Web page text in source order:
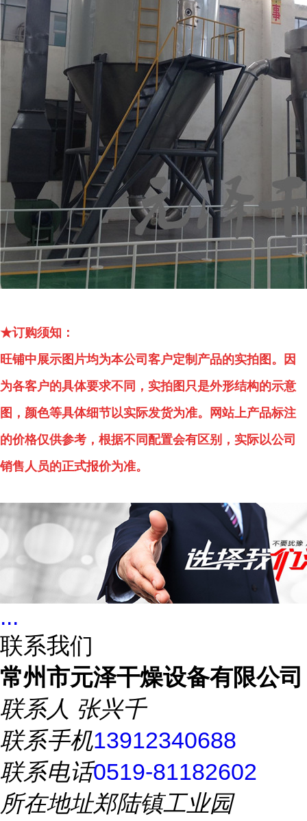
★订购须知：
旺铺中展示图片均为本公司客户定制产品的实拍图。因
为各客户的具体要求不同，实拍图只是外形结构的示意
图，颜色等具体细节以实际发货为准。网站上产品标注
的价格仅供参考，根据不同配置会有区别，实际以公司
销售人员的正式报价为准。
...
联系我们
常州市元泽干燥设备有限公司
联系人 张兴千
联系手机13912340688
联系电话0519-81182602
所在地址郑陆镇工业园